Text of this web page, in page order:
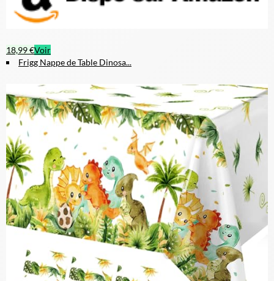
18,99 €Voir
Frigg Nappe de Table Dinosa...